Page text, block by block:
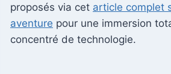
proposés via cet article complet
aventure pour une immersion
concentré de technologie.